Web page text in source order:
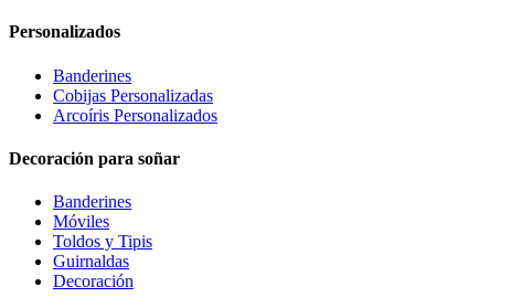
Personalizados
Banderines
Cobijas Personalizadas
Arcoíris Personalizados
Decoración para soñar
Banderines
Móviles
Toldos y Tipis
Guirnaldas
Decoración